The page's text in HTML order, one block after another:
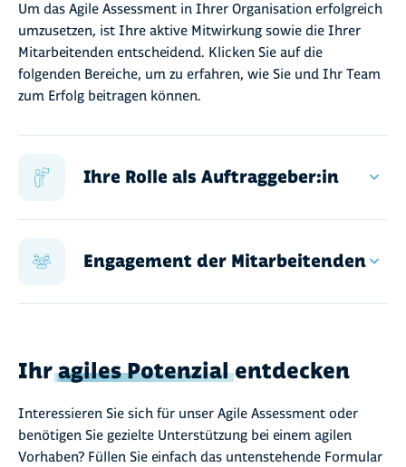
Um das Agile Assessment in Ihrer Organisation erfolgreich
umzusetzen, ist Ihre aktive Mitwirkung sowie die Ihrer
Mitarbeitenden entscheidend. Klicken Sie auf die
folgenden Bereiche, um zu erfahren, wie Sie und Ihr Team
zum Erfolg beitragen können.
Ihre Rolle als Auftraggeber:in
Als Auftraggeber:in vertreten Sie das Agile
stellen die Verfügbarkeit der Beteiligten sicher
teil. Für diese Mitwirkung müssen Sie rund drei
Engagement der Mitarbeitenden
Die Mitarbeitenden Ihrer Organisation füllen die
Ihragiles Potenzialentdecken
Interessieren Sie sich für unser Agile Assessment oder
benötigen Sie gezielte Unterstützung bei einem agilen
Vorhaben? Füllen Sie einfach das untenstehende Formular